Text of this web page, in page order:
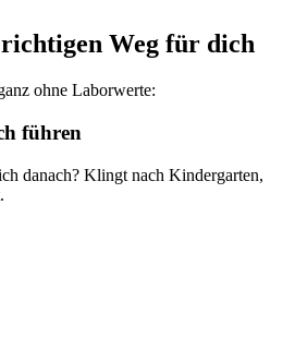
Weg für dich
ohne Laborwerte:
führen
danach? Klingt nach Kindergarten,